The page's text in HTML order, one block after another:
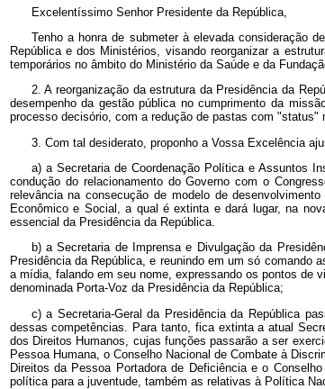
Excelentíssimo Senhor Presidente da República,
Tenho a honra de submeter à elevada consideração
República e dos Ministérios, visando reorganizar a
temporários no âmbito do Ministério da Saúde e da
2. A reorganização da estrutura da Presidência da
desempenho da gestão pública no cumprimento da
processo decisório, com a redução de pastas com
3. Com tal desiderato, proponho a Vossa Excelência
a) a Secretaria de Coordenação Política e Assuntos
condução do relacionamento do Governo com o
relevância na consecução de modelo de
Econômico e Social, a qual é extinta e dará lugar, na
essencial da Presidência da República.
b) a Secretaria de Imprensa e Divulgação da
Presidência da República, e reunindo em um só comando
a mídia, falando em seu nome, expressando os pontos de
denominada Porta-Voz da Presidência da República;
c) a Secretaria-Geral da Presidência da República
dessas competências. Para tanto, fica extinta a atual
dos Direitos Humanos, cujas funções passarão a ser
Pessoa Humana, o Conselho Nacional de Combate à
Direitos da Pessoa Portadora de Deficiência e o
política para a juventude, também as relativas à Política